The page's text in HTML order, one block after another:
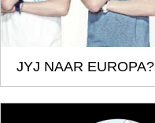
JYJ NAAR EUROPA?